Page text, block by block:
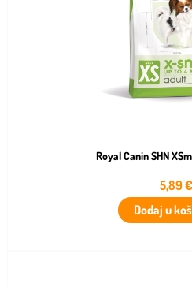
Royal Canin SHN
5,89€
Dodaj u